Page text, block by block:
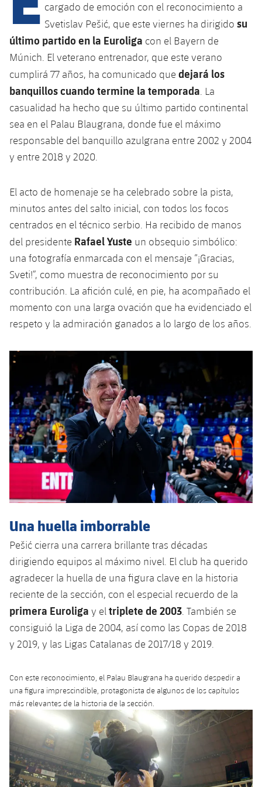
plusicon
más
Instalaciones
Estadi Johan Cruyff
Barça Cafe
Ciutat Esportiva
La Masia
plusicon
más
Servicios
plusicon
más
Acreditaciones
Instalaciones
cargado de emoción con el reconocimiento a
Svetislav Pešić, que este viernes ha dirigido su
último partido en la Euroliga con el Bayern de
Múnich. El veterano entrenador, que este verano
cumplirá 77 años, ha comunicado que dejará los
banquillos cuando termine la temporada . La
casualidad ha hecho que su último partido continental
sea en el Palau Blaugrana, donde fue el máximo
responsable del banquillo azulgrana entre 2002 y 2004
y entre 2018 y 2020.
El acto de homenaje se ha celebrado sobre la pista,
minutos antes del salto inicial, con todos los focos
centrados en el técnico serbio. Ha recibido de manos
del presidente Rafael Yuste un obsequio simbólico:
una fotografía enmarcada con el mensaje “¡Gracias,
Sveti!”, como muestra de reconocimiento por su
contribución. La afición culé, en pie, ha acompañado el
momento con una larga ovación que ha evidenciado el
respeto y la admiración ganados a lo largo de los años.
Una huella imborrable
Pešić cierra una carrera brillante tras décadas
dirigiendo equipos al máximo nivel. El club ha querido
agradecer la huella de una figura clave en la historia
reciente de la sección, con el especial recuerdo de la
primera Euroliga y el triplete de 2003 . También se
consiguió la Liga de 2004, así como las Copas de 2018
y 2019, y las Ligas Catalanas de 2017/18 y 2019.
Con este reconocimiento, el Palau Blaugrana ha querido despedir a
una figura imprescindible, protagonista de algunos de los capítulos
más relevantes de la historia de la sección.